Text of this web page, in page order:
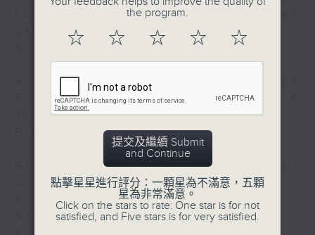
Louis Aragon, fp122 (ii. Fêtes
galantes)
Quatuor Van Kuijk
Schubert: 38 Waltzes, Ländler and
Ecossaises, d145 (Länder nos.7, 8
and 9)
Pierre-Laurent Aimard, piano
Beethoven: Serenade in D Major,
op.25 (iii. Allegro molto)
Emmanuel Pahud, flute
Daishin Kashimoto, violin
the program.
☆ ☆ ☆ ☆ ☆
提交及繼續 Submit
and Continue
點擊星星進行評分：一顆星為不滿意，五顆
星為非常滿意。
Click on the stars to rate: One star is for not
satisfied, and Five stars is for very satisfied.